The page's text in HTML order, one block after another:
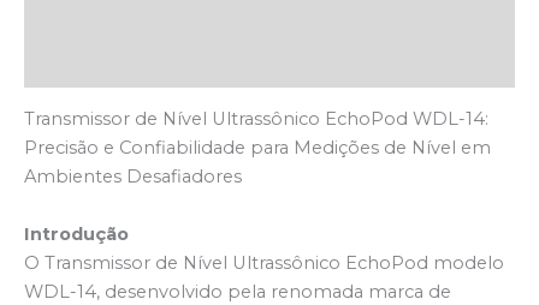
Transmissor de Nível Ultrassônico EchoPod WDL-14:
Precisão e Confiabilidade para Medições de Nível em
Ambientes Desafiadores
Introdução
O Transmissor de Nível Ultrassônico EchoPod modelo
WDL-14, desenvolvido pela renomada marca de